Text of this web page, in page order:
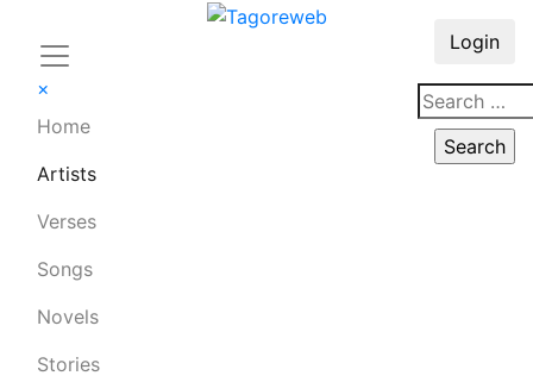
×
Home
Artists
Verses
Songs
Novels
Stories
Login